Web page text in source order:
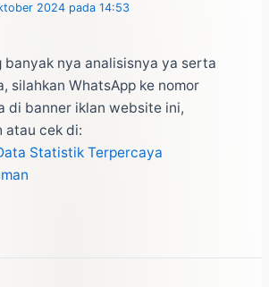
2024 pada 14:53
banyak nya analisisnya ya serta
silahkan WhatsApp ke nomor
di banner iklan website ini,
atau cek di:
Statistik Terpercaya